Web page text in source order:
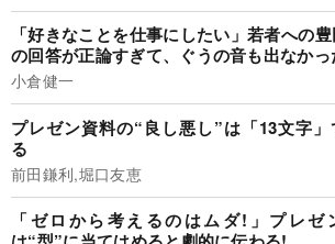
「好きなことを仕事にしたい」若者への
の回答が正論すぎて、ぐうの音も出なかっ
小倉健一
プレゼン資料の“良し悪し”は「13文字」
る
前田鎌利,堀口友恵
「ゼロから考えるのはムダ!」プレゼ